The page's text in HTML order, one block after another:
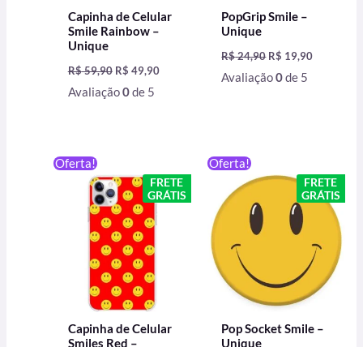
Capinha de Celular
Smile Rainbow –
Unique
R$59,90 R$ 49,90
Avaliação0de 5
PopGrip Smile –
Unique
R$24,90 R$ 19,90
Avaliação0de 5
Oferta!
FRETE
GRÁTIS
Capinha de Celular
Smiles Red –
preço
original
era:
R$ 59,90.
preço
atual
é:
Oferta!
FRETE
GRÁTIS
Pop Socket Smile –
Unique
preço
original
R$ 24,90.
preço
atual
é:
R$ 24,89.